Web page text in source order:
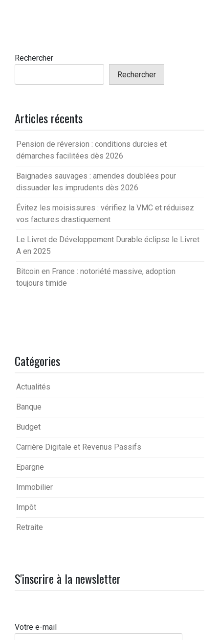
Rechercher
Rechercher
Articles récents
Pension de réversion : conditions durcies et
démarches facilitées dès 2026
Baignades sauvages : amendes doublées pour
dissuader les imprudents dès 2026
Évitez les moisissures : vérifiez la VMC et réduisez
vos factures drastiquement
Le Livret de Développement Durable éclipse le Livret
A en 2025
Bitcoin en France : notoriété massive, adoption
toujours timide
Catégories
Actualités
Banque
Budget
Carrière Digitale et Revenus Passifs
Epargne
Immobilier
Impôt
Retraite
S'inscrire à la newsletter
Votre e-mail